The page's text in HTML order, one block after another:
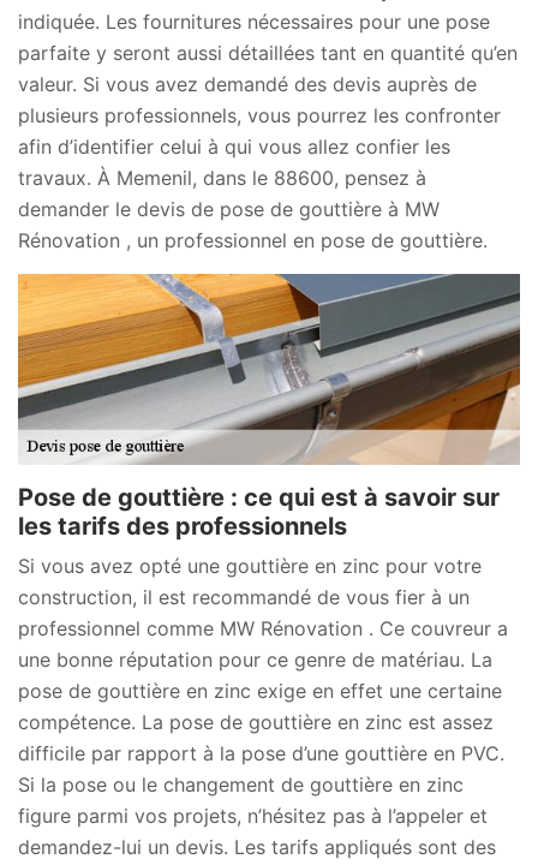
indiquée. Les fournitures nécessaires pour une pose
parfaite y seront aussi détaillées tant en quantité qu’en
valeur. Si vous avez demandé des devis auprès de
plusieurs professionnels, vous pourrez les confronter
afin d’identifier celui à qui vous allez confier les
travaux. À Memenil, dans le 88600, pensez à
demander le devis de pose de gouttière à MW
Rénovation , un professionnel en pose de gouttière.
Pose de gouttière : ce qui est à savoir sur
les tarifs des professionnels
Si vous avez opté une gouttière en zinc pour votre
construction, il est recommandé de vous fier à un
professionnel comme MW Rénovation . Ce couvreur a
une bonne réputation pour ce genre de matériau. La
pose de gouttière en zinc exige en effet une certaine
compétence. La pose de gouttière en zinc est assez
difficile par rapport à la pose d’une gouttière en PVC.
Si la pose ou le changement de gouttière en zinc
figure parmi vos projets, n’hésitez pas à l’appeler et
demandez-lui un devis. Les tarifs appliqués sont des